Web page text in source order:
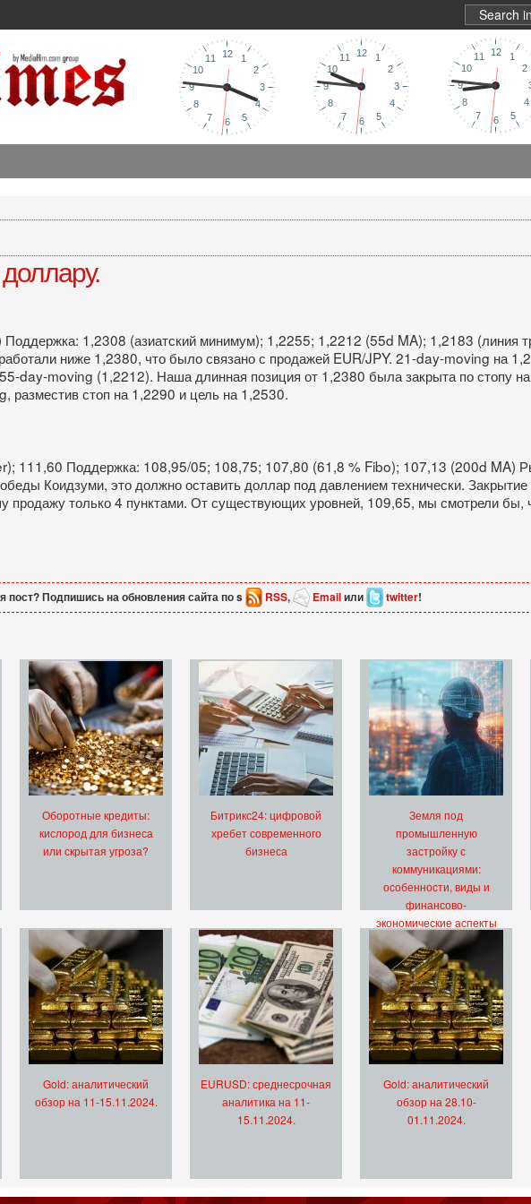
1,2308 (азиатский минимум); 1,2255; 1,2212 (55d MA); 1,2183 (линия
ниже 1,2380, что было связано с продажей EUR/JPY. 21-day-moving на
55-day-moving (1,2212). Наша длинная позиция от 1,2380 была закрыта по стопу
разместив стоп на 1,2290 и цель на 1,2530.
111,60 Поддержка: 108,95/05; 108,75; 107,80 (61,8 % Fibo); 107,13 (200d MA)
Коидзуми, это должно оставить доллар под давлением технически.
только 4 пунктами. От существующих уровней, 109,65, мы смотрели бы,
пост? Подпишись на обновления сайта по s RSS, Emailили twitter!
Оборотные кредиты:
кислород для бизнеса
или скрытая угроза?
Битрикс24: цифровой
хребет современного
бизнеса
Земля под
промышленную
застройку с
коммуникациями:
особенности, виды и
финансово-
экономические аспекты
Gold: аналитический
обзор на 11-15.11.2024.
EURUSD: среднесрочная
аналитика на 11-
15.11.2024.
Gold: аналитический
обзор на 28.10-
01.11.2024.